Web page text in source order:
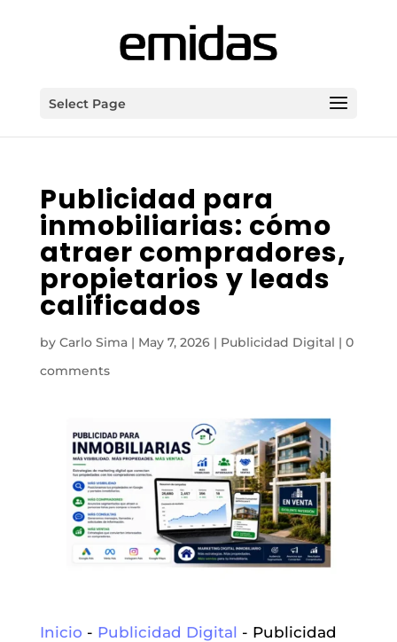
Select Page
Publicidad para
inmobiliarias: cómo
atraer compradores,
propietarios y leads
calificados
by Carlo Sima| May 7, 2026| Publicidad Digital | 0
comments
Inicio - Publicidad Digital - Publicidad